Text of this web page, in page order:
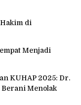
di
Menjadi
KUHAP 2025: Dr.
Berani Menolak